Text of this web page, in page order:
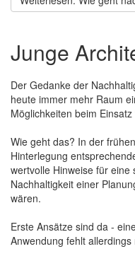
Junge
Der Gedanke der
heute immer mehr Raum
Möglichkeiten beim
Wie geht das? In der
Hinterlegung
wertvolle Hinweise für
Nachhaltigkeit einer
wären.
Erste Ansätze sind da -
Anwendung fehlt allerdings